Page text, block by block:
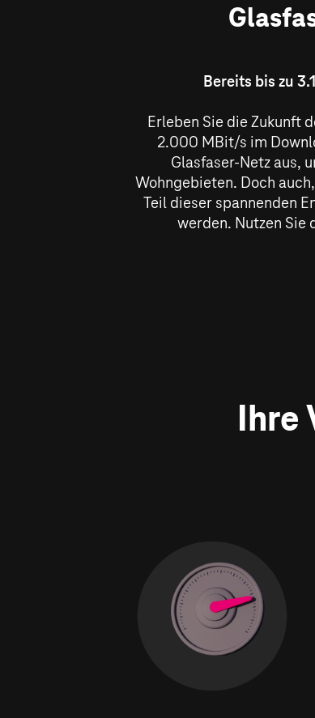
Bereits bis zu
Erleben Sie die Zukunft
2.000 MBit/s im
Glasfaser-Netz aus,
Wohngebieten. Doch
Teil dieser spannenden
werden. Nutzen Sie
Ihre